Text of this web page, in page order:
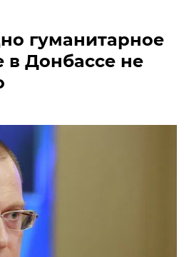
гуманитарное
в Донбассе не